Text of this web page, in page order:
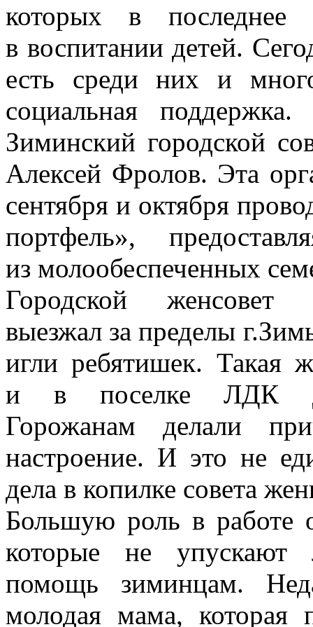
которых в последнее
в воспитании детей.
есть среди них и
социальная
Зиминский городской
Алексей Фролов. Эта
сентября и октября
портфель»,
из молообеспеченных
Городской женсовет
выезжал за пределы
игли ребятишек. Такая
и в поселке ЛДК
Горожанам делали
настроение. И это не
дела в копилке совета
Большую роль в работе
которые не упускают
помощь зиминцам.
молодая мама,